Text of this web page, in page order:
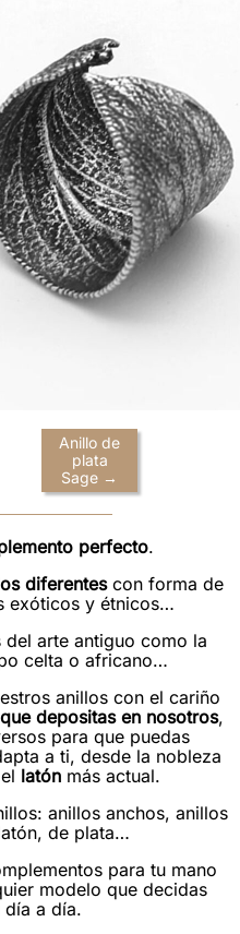
Anillo de
plata
Sage →
perfecto.
diferentescon forma de
exóticos y étnicos…
arte antiguo como la
celta o africano…
anillos con el cariño
depositas en nosotros,
para que puedas
a ti, desde la nobleza
latón más actual.
anillos anchos, anillos
de plata…
para tu mano
modelo que decidas
día a día.